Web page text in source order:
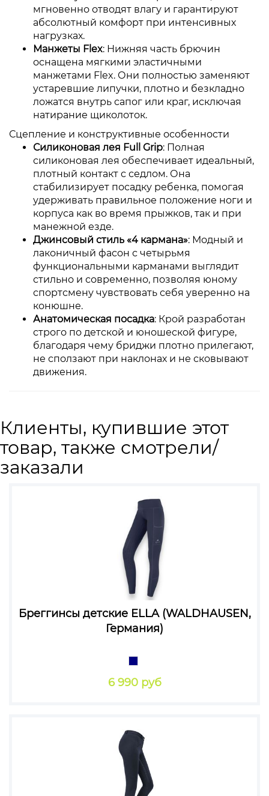
мгновенно отводят влагу и гарантируют
абсолютный комфорт при интенсивных
нагрузках.
Манжеты Flex: Нижняя часть брючин
оснащена мягкими эластичными
манжетами Flex. Они полностью заменяют
устаревшие липучки, плотно и безкладно
ложатся внутрь сапог или краг, исключая
натирание щиколоток.
Сцепление и конструктивные особенности
Силиконовая лея Full Grip: Полная
силиконовая лея обеспечивает идеальный,
плотный контакт с седлом. Она
стабилизирует посадку ребенка, помогая
удерживать правильное положение ноги и
корпуса как во время прыжков, так и при
манежной езде.
Джинсовый стиль «4 кармана»: Модный и
лаконичный фасон с четырьмя
функциональными карманами выглядит
стильно и современно, позволяя юному
спортсмену чувствовать себя уверенно на
конюшне.
Анатомическая посадка: Крой разработан
строго по детской и юношеской фигуре,
благодаря чему бриджи плотно прилегают,
не сползают при наклонах и не сковывают
движения.
Клиенты, купившие этот
товар, также смотрели/
заказали
Бреггинсы детские ELLA (WALDHAUSEN,
Германия)
6 990 руб